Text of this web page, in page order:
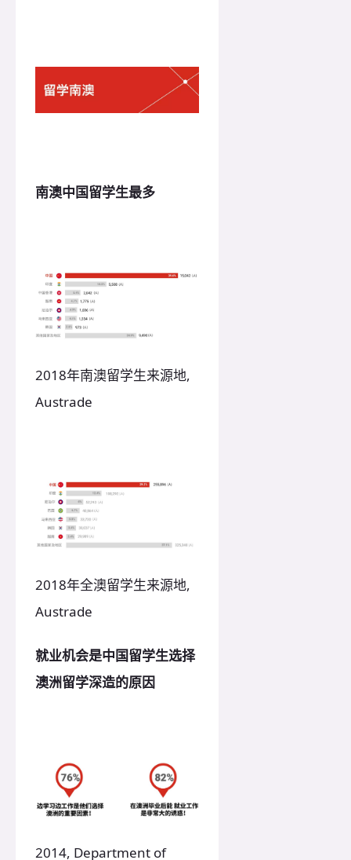
南澳中国留学生最多
2018年南澳留学生来源地,
Austrade
2018年全澳留学生来源地,
Austrade
就业机会是中国留学生选择
澳洲留学深造的原因
2014, Department of